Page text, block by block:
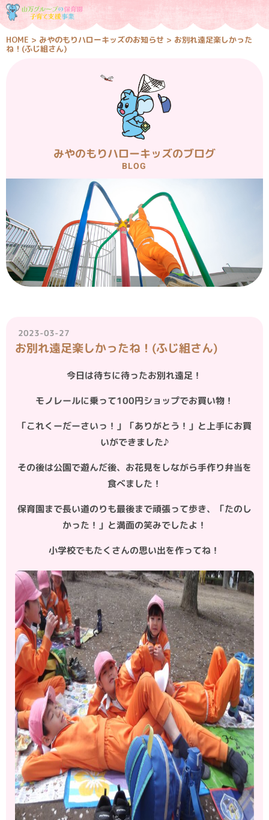
HOME > みやのもりハローキッズのお知らせ > お別れ遠足楽しかった
ね！(ふじ組さん)
みやのもりハローキッズのブログ
BLOG
2023-03-27
お別れ遠足楽しかったね！(ふじ組さん)
今日は待ちに待ったお別れ遠足！
モノレールに乗って100円ショップでお買い物！
「これくーだーさいっ！」「ありがとう！」と上手にお買
いができました♪
その後は公園で遊んだ後、お花見をしながら手作り弁当を
食べました！
保育園まで長い道のりも最後まで頑張って歩き、「たのし
かった！」と満面の笑みでしたよ！
小学校でもたくさんの思い出を作ってね！